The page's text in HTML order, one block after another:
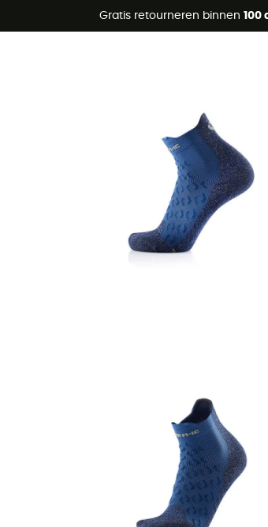
Gratis retourneren binnen 100
Zomeraanbiedingen 🔥 -5% EXTRA vanaf 2